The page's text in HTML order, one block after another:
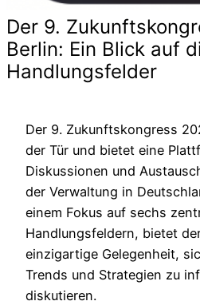
Der 9.
Berlin: Ein Blick auf
Handlungsfelder
Der 9. Zukunftskongress
der Tür und bietet eine
Diskussionen und
der Verwaltung in
einem Fokus auf sechs
Handlungsfeldern, bietet
einzigartige Gelegenheit,
Trends und Strategien zu
diskutieren.